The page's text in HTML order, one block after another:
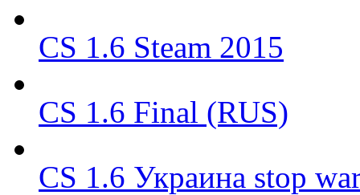
CS 1.6 Steam 2015
CS 1.6 Final (RUS)
CS 1.6 Украина stop